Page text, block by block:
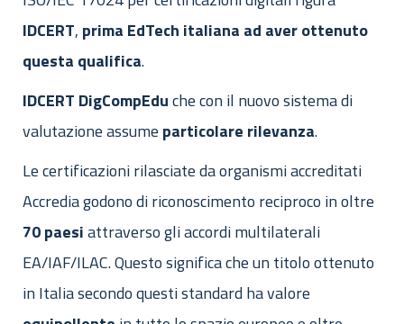
IDCERT, prima EdTech italiana ad aver ottenuto
questa qualifica.
IDCERT DigCompEduche con il nuovo sistema di
valutazione assume particolare rilevanza.
Le certificazioni rilasciate da organismi accreditati
Accredia godono di riconoscimento reciproco in oltre
70 paesiattraverso gli accordi multilaterali
EA/IAF/ILAC. Questo significa che un titolo ottenuto
in Italia secondo questi standard ha valore